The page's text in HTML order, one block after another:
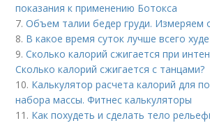
показания к применению Ботокса
7.Объем талии бедер груди. Измеряем
8. В какое время суток лучше всего
9.Сколько калорий сжигается при
Сколько калорий сжигается с танцами?
10. Калькулятор расчета калорий для
набора массы. Фитнес калькуляторы
11. Как похудеть и сделать тело